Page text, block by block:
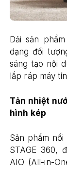
Dải sản
dạng đối
sáng tạo nội
lắp ráp máy
Tản nhiệt
hình kép
Sản phẩm
STAGE 360,
AIO (All-in-